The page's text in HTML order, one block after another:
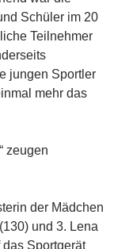
Schüler im 20
Teilnehmer
jungen Sportler
mehr das
zeugen
der Mädchen
und 3. Lena
Sportgerät